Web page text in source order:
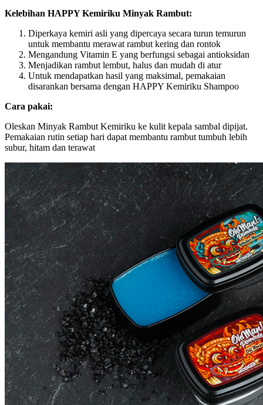
Kelebihan HAPPY Kemiriku Minyak Rambut:
Diperkaya kemiri asli yang dipercaya secara turun temurun
untuk membantu merawat rambut kering dan rontok
Mengandung Vitamin E yang berfungsi sebagai antioksidan
Menjadikan rambut lembut, halus dan mudah di atur
Untuk mendapatkan hasil yang maksimal, pemakaian
disarankan bersama dengan HAPPY Kemiriku Shampoo
Cara pakai:
Oleskan Minyak Rambut Kemiriku ke kulit kepala sambal dipijat.
Pemakaian rutin setiap hari dapat membantu rambut tumbuh lebih
subur, hitam dan terawat